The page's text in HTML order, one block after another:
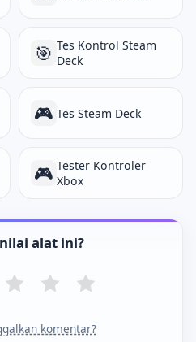
🎯 Tes Kontrol Steam
Deck
🎮 Tes Steam Deck
🎮 Tester Kontroler
Xbox
alat ini?
komentar?